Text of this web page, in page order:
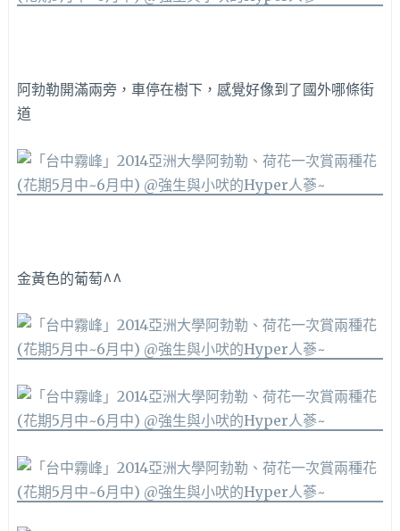
阿勃勒開滿兩旁，車停在樹下，感覺好像到了國外哪條街
道
金黃色的葡萄^^